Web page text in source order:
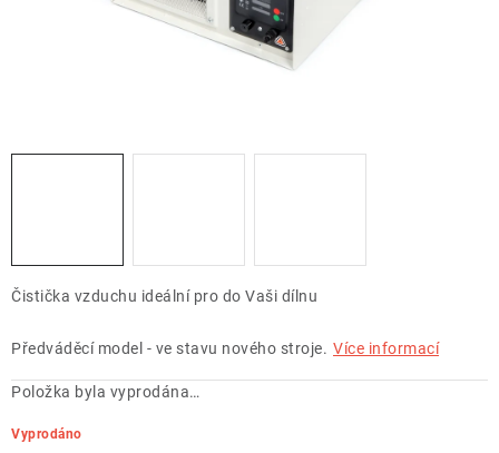
Obchodní podmínky
Čistička vzduchu ideální pro do Vaši dílnu
Předváděcí model - ve stavu nového stroje. Více informací
Položka byla vyprodána…
Vyprodáno